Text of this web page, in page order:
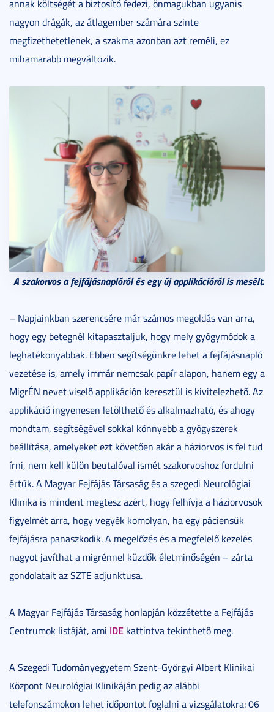
annak költségét a biztosító fedezi, önmagukban ugyanis
nagyon drágák, az átlagember számára szinte
megfizethetetlenek, a szakma azonban azt reméli, ez
mihamarabb megváltozik.
A szakorvos a fejfájásnaplóról és egy új applikációról is mesélt.
– Napjainkban szerencsére már számos megoldás van arra,
hogy egy betegnél kitapasztaljuk, hogy mely gyógymódok a
leghatékonyabbak. Ebben segítségünkre lehet a fejfájásnapló
vezetése is, amely immár nemcsak papír alapon, hanem egy a
MigrÉN nevet viselő applikáción keresztül is kivitelezhető. Az
applikáció ingyenesen letölthető és alkalmazható, és ahogy
mondtam, segítségével sokkal könnyebb a gyógyszerek
beállítása, amelyeket ezt követően akár a háziorvos is fel tud
írni, nem kell külön beutalóval ismét szakorvoshoz fordulni
értük. A Magyar Fejfájás Társaság és a szegedi Neurológiai
Klinika is mindent megtesz azért, hogy felhívja a háziorvosok
figyelmét arra, hogy vegyék komolyan, ha egy páciensük
fejfájásra panaszkodik. A megelőzés és a megfelelő kezelés
nagyot javíthat a migrénnel küzdők életminőségén – zárta
gondolatait az SZTE adjunktusa.
A Magyar Fejfájás Társaság honlapján közzétette a Fejfájás
Centrumok listáját, ami IDE kattintva tekinthető meg.
A Szegedi Tudományegyetem Szent-Györgyi Albert Klinikai
Központ Neurológiai Klinikáján pedig az alábbi
telefonszámokon lehet időpontot foglalni a vizsgálatokra: 06